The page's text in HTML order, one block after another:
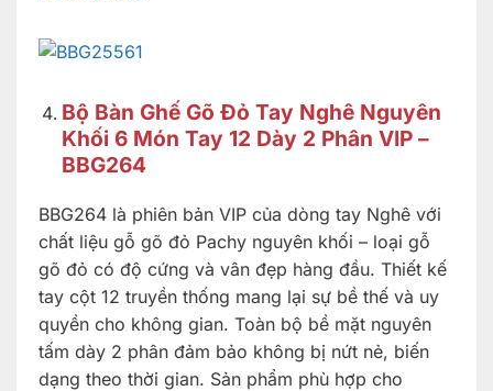
Bộ Bàn Ghế Gõ Đỏ Tay Nghê Nguyên
Khối 6 Món Tay 12 Dày 2 Phân VIP –
BBG264
BBG264 là phiên bản VIP của dòng tay Nghê với
chất liệu gỗ gõ đỏ Pachy nguyên khối – loại gỗ
gõ đỏ có độ cứng và vân đẹp hàng đầu. Thiết kế
tay cột 12 truyền thống mang lại sự bề thế và uy
quyền cho không gian. Toàn bộ bề mặt nguyên
tấm dày 2 phân đảm bảo không bị nứt nẻ, biến
dạng theo thời gian. Sản phẩm phù hợp cho